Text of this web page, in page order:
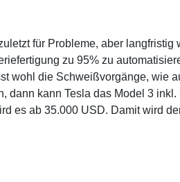
für Probleme, aber langfristig
zu 95% zu
wohl die Schweißvorgänge, wie
dann kann Tesla das Model 3 inkl.
es ab 35.000 USD. Damit wird